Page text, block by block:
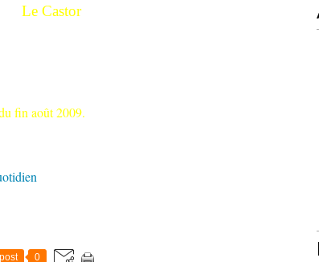
Le Castor
fin août 2009.
0